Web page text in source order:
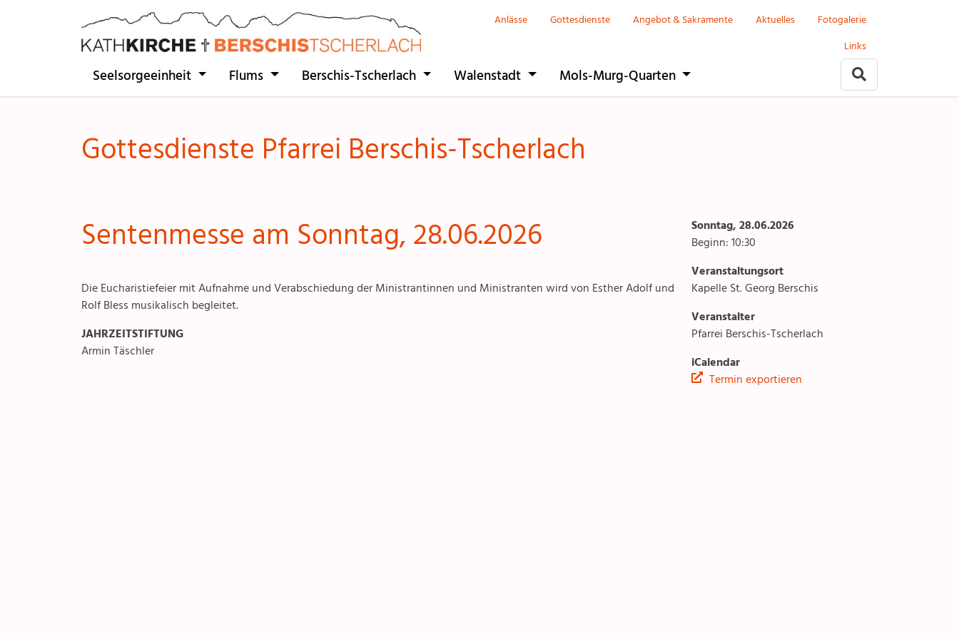
Direkt zur Hauptnavigation springen
Anlässe Gottesdienste Angebot & Sakramente Aktuelles
Fotogalerie
Links
Seelsorgeeinheit Flums Berschis-Tscherlach Walenstadt Mols-Murg-Quarten
Gottesdienste Pfarrei Berschis-Tscherlach
Sentenmesse am Sonntag, 28.06.2026
Die Eucharistiefeier mit Aufnahme und Verabschiedung der Ministrantinnen und Ministranten wird von Esther Adolf und
Rolf Bless musikalisch begleitet.
JAHRZEITSTIFTUNG
Armin Täschler
Sonntag, 28.06.2026
Beginn: 10:30
Veranstaltungsort
Kapelle St. Georg Berschis
Veranstalter
Pfarrei Berschis-Tscherlach
iCalendar
Termin exportieren
Menu
Walenstadt
Berschis-Tscherlach
Aktuelles & Fotogalerien
Gruppen & Vereine
Treffpunkt Altes Schulhaus